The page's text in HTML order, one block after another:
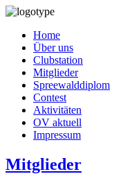
Home
Über uns
Clubstation
Mitglieder
Spreewalddiplom
Contest
Aktivitäten
OV aktuell
Impressum
Mitglieder